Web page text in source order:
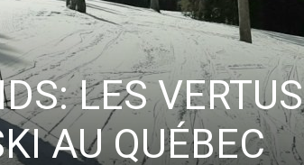
LES VERTUS
AU QUÉBEC